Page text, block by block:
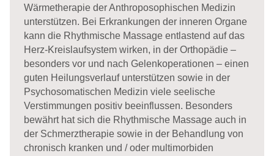
Wärmetherapie der Anthroposophischen Medizin
unterstützen. Bei Erkrankungen der inneren Organe
kann die Rhythmische Massage entlastend auf das
Herz-Kreislaufsystem wirken, in der Orthopädie –
besonders vor und nach Gelenkoperationen – einen
guten Heilungsverlauf unterstützen sowie in der
Psychosomatischen Medizin viele seelische
Verstimmungen positiv beeinflussen. Besonders
bewährt hat sich die Rhythmische Massage auch in
der Schmerztherapie sowie in der Behandlung von
chronisch kranken und / oder multimorbiden